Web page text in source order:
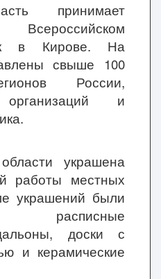
принимает
в Кирове. На
свыше 100
России,
и
украшена
работы местных
украшений были
расписные
доски с
и керамические